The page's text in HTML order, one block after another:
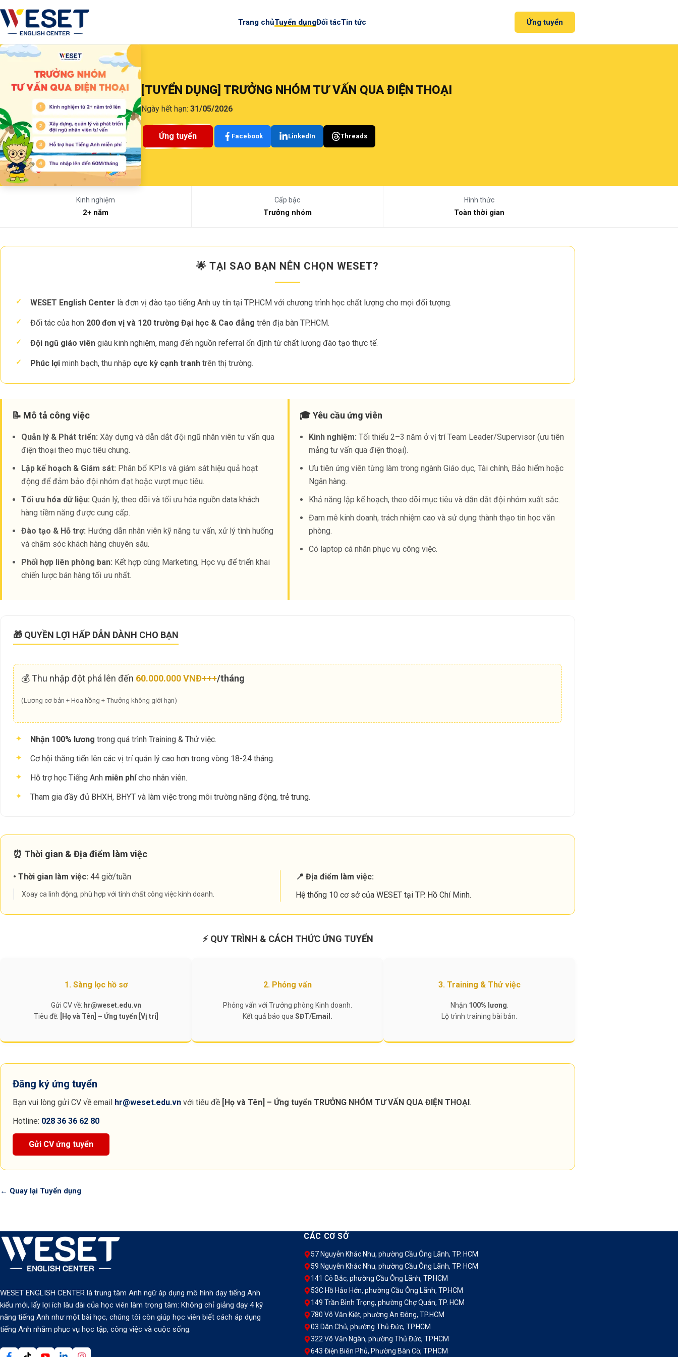
Bỏ qua menu, vào nội dung chính
Trang chủTuyển dụngĐối tácTin tức Ứng tuyển
[TUYỂN DỤNG] TRƯỞNG NHÓM TƯ VẤN QUA ĐIỆN THOẠI
Ngày hết hạn: 31/05/2026
Ứng tuyển Facebook LinkedIn Threads
Kinh nghiệm
2+ năm
Cấp bậc
Trưởng nhóm
Hình thức
Toàn thời gian
🌟 TẠI SAO BẠN NÊN CHỌN WESET?
✓ WESET English Center là đơn vị đào tạo tiếng Anh uy tín tại TP.HCM với chương trình học chất lượng cho mọi đối tượng.
✓ Đối tác của hơn 200 đơn vị và 120 trường Đại học & Cao đẳng trên địa bàn TP.HCM.
✓ Đội ngũ giáo viên giàu kinh nghiệm, mang đến nguồn referral ổn định từ chất lượng đào tạo thực tế.
✓ Phúc lợi minh bạch, thu nhập cực kỳ cạnh tranh trên thị trường.
📝 Mô tả công việc
Quản lý & Phát triển: Xây dựng và dẫn dắt đội ngũ nhân viên tư vấn qua
điện thoại theo mục tiêu chung.
Lập kế hoạch & Giám sát: Phân bổ KPIs và giám sát hiệu quả hoạt
động để đảm bảo đội nhóm đạt hoặc vượt mục tiêu.
Tối ưu hóa dữ liệu: Quản lý, theo dõi và tối ưu hóa nguồn data khách
hàng tiềm năng được cung cấp.
Đào tạo & Hỗ trợ: Hướng dẫn nhân viên kỹ năng tư vấn, xử lý tình huống
và chăm sóc khách hàng chuyên sâu.
Phối hợp liên phòng ban: Kết hợp cùng Marketing, Học vụ để triển khai
chiến lược bán hàng tối ưu nhất.
🎓 Yêu cầu ứng viên
Kinh nghiệm: Tối thiểu 2–3 năm ở vị trí Team Leader/Supervisor (ưu tiên
mảng tư vấn qua điện thoại).
Ưu tiên ứng viên từng làm trong ngành Giáo dục, Tài chính, Bảo hiểm hoặc
Ngân hàng.
Khả năng lập kế hoạch, theo dõi mục tiêu và dẫn dắt đội nhóm xuất sắc.
Đam mê kinh doanh, trách nhiệm cao và sử dụng thành thạo tin học văn
phòng.
Có laptop cá nhân phục vụ công việc.
🎁 QUYỀN LỢI HẤP DẪN DÀNH CHO BẠN
💰 Thu nhập đột phá lên đến 60.000.000 VNĐ+++/tháng
(Lương cơ bản + Hoa hồng + Thưởng không giới hạn)
✦ Nhận 100% lương trong quá trình Training & Thử việc.
✦ Cơ hội thăng tiến lên các vị trí quản lý cao hơn trong vòng 18-24 tháng.
✦ Hỗ trợ học Tiếng Anh miễn phícho nhân viên.
✦ Tham gia đầy đủ BHXH, BHYT và làm việc trong môi trường năng động, trẻ trung.
⏰ Thời gian & Địa điểm làm việc
• Thời gian làm việc: 44 giờ/tuần
Xoay ca linh động, phù hợp với tính chất công việc kinh doanh.
📍 Địa điểm làm việc:
Hệ thống 10 cơ sở của WESET tại TP. Hồ Chí Minh.
⚡ QUY TRÌNH & CÁCH THỨC ỨNG TUYỂN
1. Sàng lọc hồ sơ
Gửi CV về: hr@weset.edu.vn
Tiêu đề: [Họ và Tên] – Ứng tuyển [Vị trí]
2. Phỏng vấn
Phỏng vấn với Trưởng phòng Kinh doanh.
Kết quả báo qua SĐT/Email.
3. Training & Thử việc
Nhận 100% lương
Lộ trình training bài bản.
Đăng ký ứng tuyển
Bạn vui lòng gửi CV về email hr@weset.edu.vn với tiêu đề [Họ và Tên] – Ứng tuyển TRƯỞNG NHÓM TƯ VẤN QUA ĐIỆN THOẠI.
Hotline: 028 36 36 62 80
Gửi CV ứng tuyển
← Quay lại Tuyển dụng
WESET ENGLISH CENTER là trung tâm Anh ngữ áp dụng mô hình dạy tiếng Anh
kiểu mới, lấy lợi ích lâu dài của học viên làm trọng tâm: Không chỉ giảng dạy 4 kỹ
năng tiếng Anh như một bài học, chúng tôi còn giúp học viên biết cách áp dụng
tiếng Anh nhằm phục vụ học tập, công việc và cuộc sống.
CÁC CƠ SỞ
57 Nguyễn Khắc Nhu, phường Cầu Ông Lãnh, TP. HCM
59 Nguyễn Khắc Nhu, phường Cầu Ông Lãnh, TP. HCM
141 Cô Bắc, phường Cầu Ông Lãnh, TP.HCM
53C Hồ Hảo Hớn, phường Cầu Ông Lãnh, TP.HCM
149 Trần Bình Trọng, phường Chợ Quán, TP. HCM
780 Võ Văn Kiệt, phường An Đông, TP.HCM
03 Dân Chủ, phường Thủ Đức, TP.HCM
322 Võ Văn Ngân, phường Thủ Đức, TP.HCM
643 Điện Biên Phủ, Phường Bàn Cờ, TP.HCM